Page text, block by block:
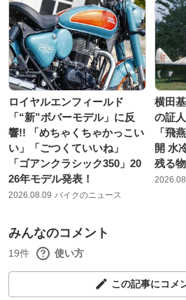
ロイヤルエンフィールド
「“新”ボバーモデル」に反
響!! 「めちゃくちゃかっこい
い」「ごつくていいね」
「ゴアンクラシック350」20
26年モデル発表！
2026.08.09 バイクのニュース
横田
の証
「飛
開 水
残る
みんなのコメント
19件 使い方
この記事にコメ